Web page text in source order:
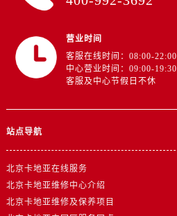
营业时间
客服在线时间：08:00-22:00
中心营业时间：09:00-19:30
客服及中心节假日不休
站点导航
北京卡地亚在线服务
北京卡地亚维修中心介绍
北京卡地亚维修及保养项目